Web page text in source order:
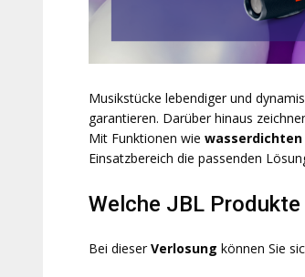
Musikstücke lebendiger und
garantieren. Darüber hinaus
Mit Funktionen wie wasserdichten
Einsatzbereich die passenden
Welche JBL
Bei dieserVerlosung können Sie